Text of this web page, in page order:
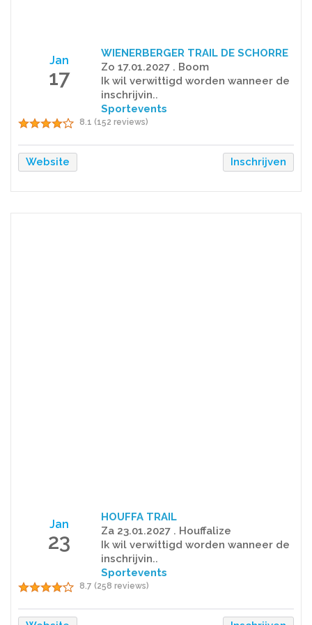
Jan
17
WIENERBERGER TRAIL DE SCHORRE
Zo 17.01.2027 . Boom
Ik wil verwittigd worden wanneer de
inschrijvin..
Sportevents
8.1 (152 reviews)
Website Inschrijven
Jan
23
HOUFFA TRAIL
Za 23.01.2027 . Houffalize
Ik wil verwittigd worden wanneer de
inschrijvin..
Sportevents
8.7 (258 reviews)